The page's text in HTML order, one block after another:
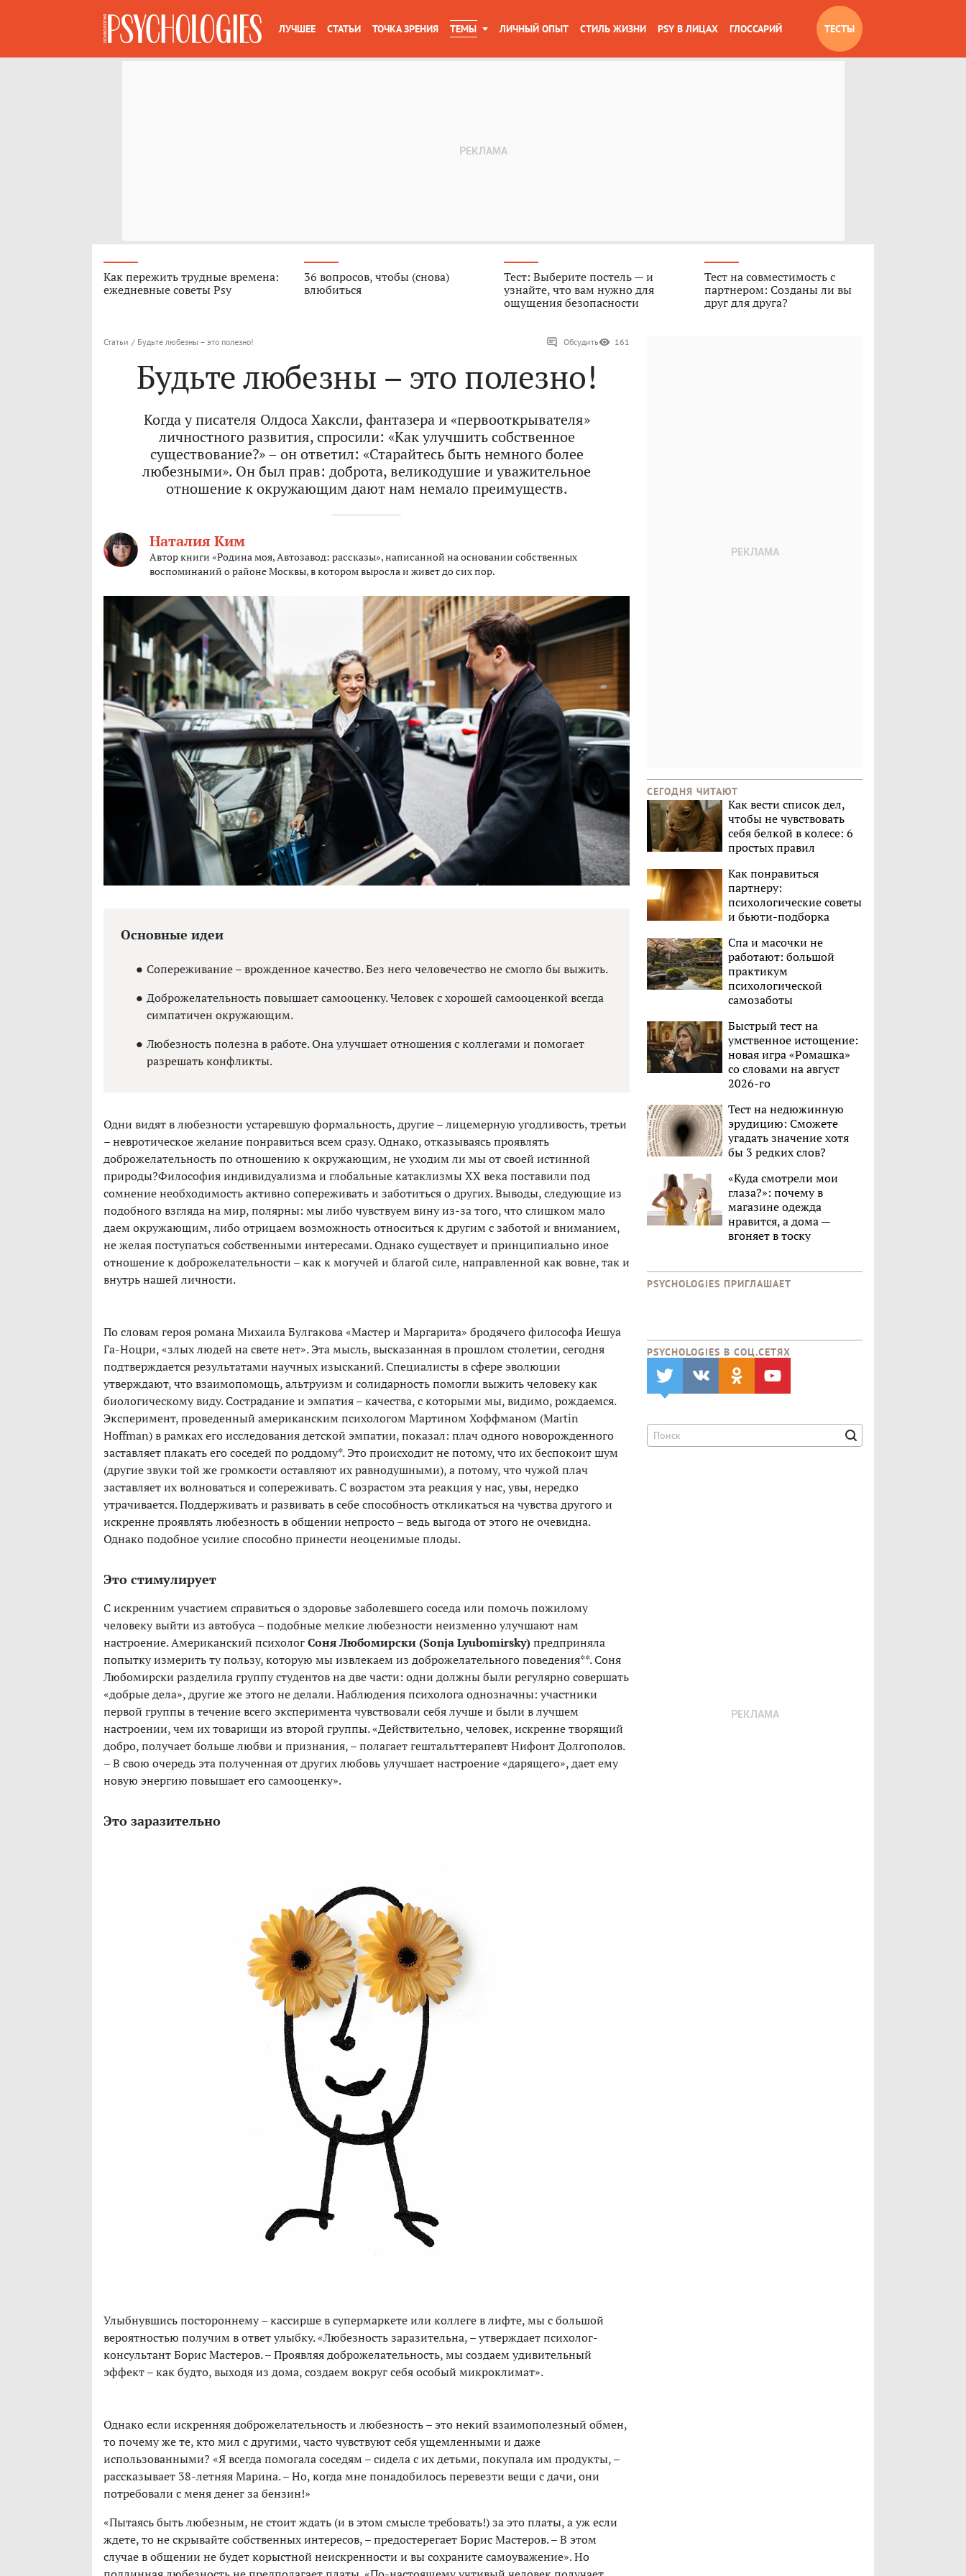
ЛУЧШЕЕ СТАТЬИ ТОЧКА ЗРЕНИЯ ТЕМЫ ЛИЧНЫЙ ОПЫТ СТИЛЬ ЖИЗНИ PSY В ЛИЦАХ ГЛОССАРИЙ ТЕСТЫ
Как пережить трудные времена:
ежедневные советы Psy
36 вопросов, чтобы (снова)
влюбиться
Тест: Выберите постель — и
узнайте, что вам нужно для
ощущения безопасности
Тест на совместимость с
партнером: Созданы ли вы
друг для друга?
Статьи / Будьте любезны – это полезно! Обсудить 161
Будьте любезны – это полезно!
Когда у писателя Олдоса Хаксли, фантазера и «первооткрывателя»
личностного развития, спросили: «Как улучшить собственное
существование?» – он ответил: «Старайтесь быть немного более
любезными». Он был прав: доброта, великодушие и уважительное
отношение к окружающим дают нам немало преимуществ.
Наталия Ким
Автор книги «Родина моя, Автозавод: рассказы», написанной на основании собственных
воспоминаний о районе Москвы, в котором выросла и живет до сих пор.
Основные идеи
Сопереживание – врожденное качество. Без него человечество не смогло бы выжить.
Доброжелательность повышает самооценку. Человек с хорошей самооценкой всегда
симпатичен окружающим.
Любезность полезна в работе. Она улучшает отношения с коллегами и помогает
разрешать конфликты.
Одни видят в любезности устаревшую формальность, другие – лицемерную угодливость, третьи
– невротическое желание понравиться всем сразу. Однако, отказываясь проявлять
доброжелательность по отношению к окружающим, не уходим ли мы от своей истинной
природы?Философия индивидуализма и глобальные катаклизмы ХХ века поставили под
сомнение необходимость активно сопереживать и заботиться о других. Выводы, следующие из
подобного взгляда на мир, полярны: мы либо чувствуем вину из-за того, что слишком мало
даем окружающим, либо отрицаем возможность относиться к другим с заботой и вниманием,
не желая поступаться собственными интересами. Однако существует и принципиально иное
отношение к доброжелательности – как к могучей и благой силе, направленной как вовне, так и
внутрь нашей личности.
По словам героя романа Михаила Булгакова «Мастер и Маргарита» бродячего философа Иешуа
Га-Ноцри, «злых людей на свете нет». Эта мысль, высказанная в прошлом столетии, сегодня
подтверждается результатами научных изысканий. Специалисты в сфере эволюции
утверждают, что взаимопомощь, альтруизм и солидарность помогли выжить человеку как
биологическому виду. Сострадание и эмпатия – качества, с которыми мы, видимо, рождаемся.
Эксперимент, проведенный американским психологом Мартином Хоффманом (Martin
Hoffman) в рамках его исследования детской эмпатии, показал: плач одного новорожденного
заставляет плакать его соседей по роддому*. Это происходит не потому, что их беспокоит шум
(другие звуки той же громкости оставляют их равнодушными), а потому, что чужой плач
заставляет их волноваться и сопереживать. С возрастом эта реакция у нас, увы, нередко
утрачивается. Поддерживать и развивать в себе способность откликаться на чувства другого и
искренне проявлять любезность в общении непросто – ведь выгода от этого не очевидна.
Однако подобное усилие способно принести неоценимые плоды.
Это стимулирует
С искренним участием справиться о здоровье заболевшего соседа или помочь пожилому
человеку выйти из автобуса – подобные мелкие любезности неизменно улучшают нам
настроение. Американский психологСоня Любомирски (Sonja Lyubomirsky)предприняла
попытку измерить ту пользу, которую мы извлекаем из доброжелательного поведения**. Соня
Любомирски разделила группу студентов на две части: одни должны были регулярно совершать
«добрые дела», другие же этого не делали. Наблюдения психолога однозначны: участники
первой группы в течение всего эксперимента чувствовали себя лучше и были в лучшем
настроении, чем их товарищи из второй группы. «Действительно, человек, искренне творящий
добро, получает больше любви и признания, – полагает гештальттерапевт Нифонт Долгополов.
– В свою очередь эта полученная от других любовь улучшает настроение «дарящего», дает ему
новую энергию повышает его самооценку».
Это заразительно
Улыбнувшись постороннему – кассирше в супермаркете или коллеге в лифте, мы с большой
вероятностью получим в ответ улыбку. «Любезность заразительна, – утверждает психолог-
консультант Борис Мастеров. – Проявляя доброжелательность, мы создаем удивительный
эффект – как будто, выходя из дома, создаем вокруг себя особый микроклимат».
Однако если искренняя доброжелательность и любезность – это некий взаимополезный обмен,
то почему же те, кто мил с другими, часто чувствуют себя ущемленными и даже
использованными? «Я всегда помогала соседям – сидела с их детьми, покупала им продукты, –
рассказывает 38-летняя Марина. – Но, когда мне понадобилось перевезти вещи с дачи, они
потребовали с меня денег за бензин!»
«Пытаясь быть любезным, не стоит ждать (и в этом смысле требовать!) за это платы, а уж если
ждете, то не скрывайте собственных интересов, – предостерегает Борис Мастеров. – В этом
случае в общении не будет корыстной неискренности и вы сохраните самоуважение». Но
СЕГОДНЯ ЧИТАЮТ
Как вести список дел,
чтобы не чувствовать
себя белкой в колесе: 6
простых правил
Как понравиться
партнеру:
психологические советы
и бьюти-подборка
Спа и масочки не
работают: большой
практикум
психологической
самозаботы
Быстрый тест на
умственное истощение:
новая игра «Ромашка»
со словами на август
2026-го
Тест на недюжинную
эрудицию: Сможете
угадать значение хотя
бы 3 редких слов?
«Куда смотрели мои
глаза?»: почему в
магазине одежда
нравится, а дома —
вгоняет в тоску
PSYCHOLOGIES ПРИГЛАШАЕТ
PSYCHOLOGIES В CОЦ.СЕТЯХ